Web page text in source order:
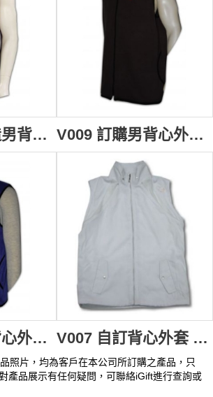
V010 專業訂造男背心褸 訂購團體職業背心外套 diy vest cooling vest 背心男 背心批發商 V009 訂購男背心外套 safety vest 訂製黑色背心褸制服 自訂團體制服專門店
V008 自製男背心外套 waistcoat design down vest 訂購推廣背心褸 設計廣告背心製造商 V007 自訂背心外套 男背心褸 英文 waistcoat design 訂購團體淨色背心褸 背心批發商
照片，均為客戶在本公司所訂購之產品，只
產品展示有任何疑問，可聯絡iGift進行查詢或